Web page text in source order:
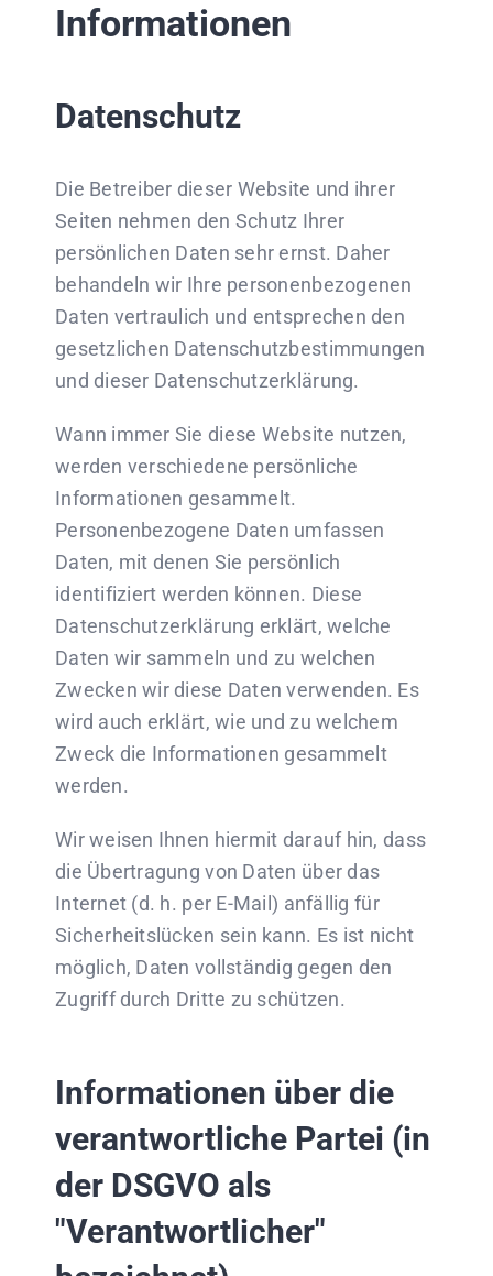
Informationen
Datenschutz
Die Betreiber dieser Website und ihrer
Seiten nehmen den Schutz Ihrer
persönlichen Daten sehr ernst. Daher
behandeln wir Ihre personenbezogenen
Daten vertraulich und entsprechen den
gesetzlichen Datenschutzbestimmungen
und dieser Datenschutzerklärung.
Wann immer Sie diese Website nutzen,
werden verschiedene persönliche
Informationen gesammelt.
Personenbezogene Daten umfassen
Daten, mit denen Sie persönlich
identifiziert werden können. Diese
Datenschutzerklärung erklärt, welche
Daten wir sammeln und zu welchen
Zwecken wir diese Daten verwenden. Es
wird auch erklärt, wie und zu welchem
Zweck die Informationen gesammelt
werden.
Wir weisen Ihnen hiermit darauf hin, dass
die Übertragung von Daten über das
Internet (d. h. per E-Mail) anfällig für
Sicherheitslücken sein kann. Es ist nicht
möglich, Daten vollständig gegen den
Zugriff durch Dritte zu schützen.
Informationen über die
verantwortliche Partei (in
der DSGVO als
"Verantwortlicher"